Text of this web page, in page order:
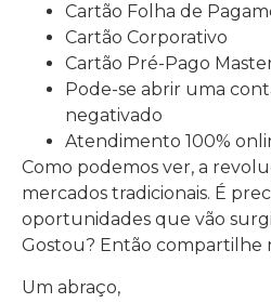
Cartão Folha de
Cartão Corporativo
Cartão Pré-Pago
Pode-se abrir uma
negativado
Atendimento 100%
Como podemos ver, a
mercados tradicionais. É
oportunidades que vão
Gostou? Então compartilhe
Um abraço,